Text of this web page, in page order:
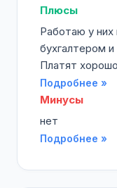
Плюсы
Работаю у них
бухгалтером
Платят
Подробнее »
Минусы
нет
Подробнее »